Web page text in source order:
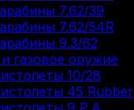
7.62/39
7.62/54R
9.3/62
газовое оружие
10/28
45 Rubber